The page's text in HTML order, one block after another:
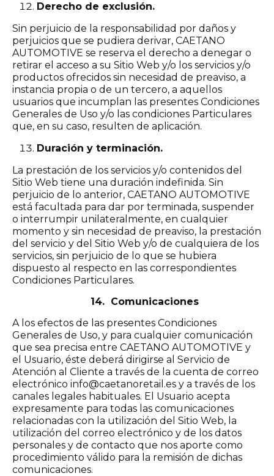
Derecho de exclusión.
Sin perjuicio de la responsabilidad por daños y
perjuicios que se pudiera derivar, CAETANO
AUTOMOTIVE se reserva el derecho a denegar o
retirar el acceso a su Sitio Web y/o los servicios y/o
productos ofrecidos sin necesidad de preaviso, a
instancia propia o de un tercero, a aquellos
usuarios que incumplan las presentes Condiciones
Generales de Uso y/o las condiciones Particulares
que, en su caso, resulten de aplicación.
Duración y terminación.
La prestación de los servicios y/o contenidos del
Sitio Web tiene una duración indefinida. Sin
perjuicio de lo anterior, CAETANO AUTOMOTIVE
está facultada para dar por terminada, suspender
o interrumpir unilateralmente, en cualquier
momento y sin necesidad de preaviso, la prestación
del servicio y del Sitio Web y/o de cualquiera de los
servicios, sin perjuicio de lo que se hubiera
dispuesto al respecto en las correspondientes
Condiciones Particulares.
14. Comunicaciones
A los efectos de las presentes Condiciones
Generales de Uso, y para cualquier comunicación
que sea precisa entre CAETANO AUTOMOTIVE y
el Usuario, éste deberá dirigirse al Servicio de
Atención al Cliente a través de la cuenta de correo
electrónico info@caetanoretail.es y a través de los
canales legales habituales. El Usuario acepta
expresamente para todas las comunicaciones
relacionadas con la utilización del Sitio Web, la
utilización del correo electrónico y de los datos
personales y de contacto que nos aporte como
procedimiento válido para la remisión de dichas
comunicaciones.